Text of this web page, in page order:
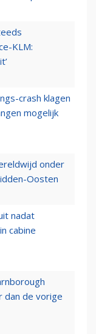
KLM:
crash klagen
mogelijk
onder
Oosten
nadat
cabine
dan de vorige